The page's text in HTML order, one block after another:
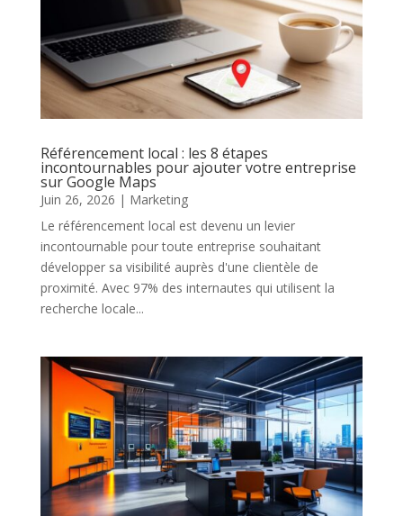
Référencement local : les 8 étapes
incontournables pour ajouter votre entreprise
sur Google Maps
Juin 26, 2026 | Marketing
Le référencement local est devenu un levier
incontournable pour toute entreprise souhaitant
développer sa visibilité auprès d'une clientèle de
proximité. Avec 97% des internautes qui utilisent la
recherche locale...